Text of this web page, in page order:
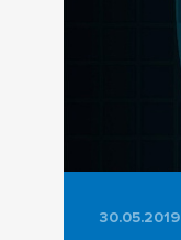
30.05.2019